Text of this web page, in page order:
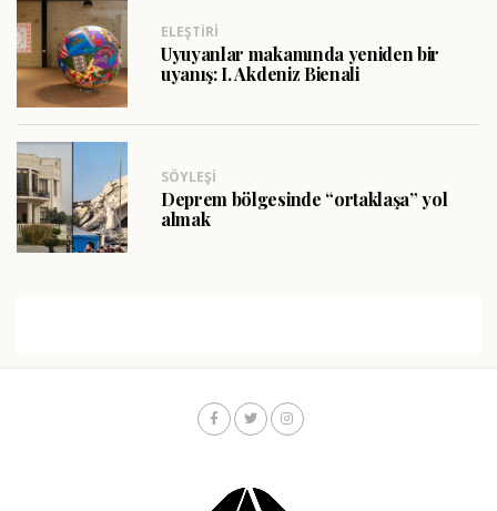
ELEŞTIRI
Uyuyanlar makamında yeniden bir
uyanış: I. Akdeniz Bienali
SÖYLEŞI
Deprem bölgesinde “ortaklaşa” yol
almak